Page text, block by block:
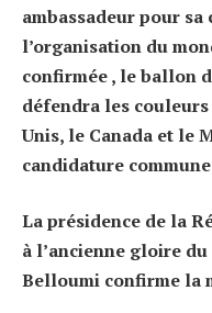
ambassadeur pour
l’organisation du
confirmée , le ballon
défendra les
Unis, le Canada et le
candidature
La présidence de la
à l’ancienne gloire
Belloumi confirme la